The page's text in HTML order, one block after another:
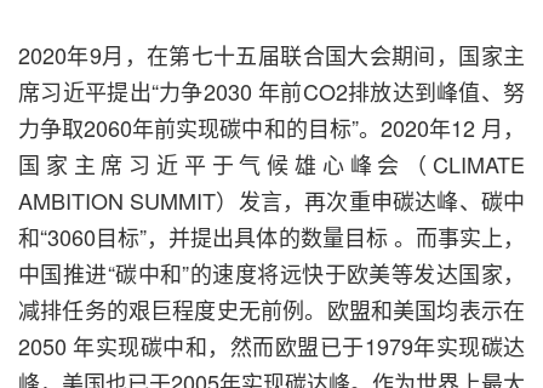
2020年9月，在第七十五届联合国大会期间，国家主
席习近平提出“力争2030 年前CO2排放达到峰值、努
力争取2060年前实现碳中和的目标”。2020年12 月，
国家主席习近平于气候雄心峰会（CLIMATE
AMBITION SUMMIT）发言，再次重申碳达峰、碳中
和“3060目标”，并提出具体的数量目标 。而事实上，
中国推进“碳中和”的速度将远快于欧美等发达国家，
减排任务的艰巨程度史无前例。欧盟和美国均表示在
2050 年实现碳中和，然而欧盟已于1979年实现碳达